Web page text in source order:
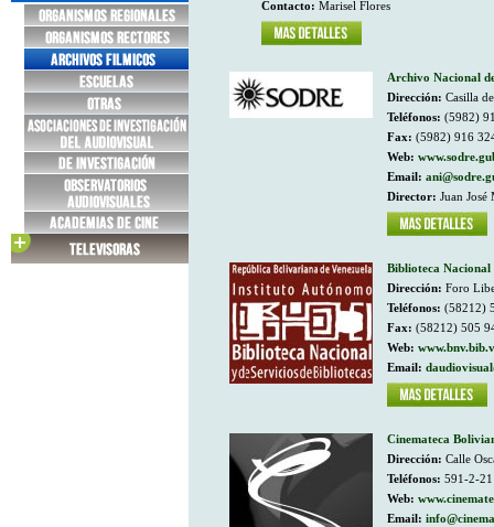
Contacto: Marisel Flores
Archivo Nacional
Dirección: Casilla
Teléfonos: (5982)
Fax: (5982) 916
Web:
Email:
Director: Juan José
Biblioteca Nacional
Dirección: Foro
Teléfonos: (58212)
Fax: (58212) 505
Web:
Email:
Cinemateca
Dirección: Calle
Teléfonos: 591-2-
Web:
Email: